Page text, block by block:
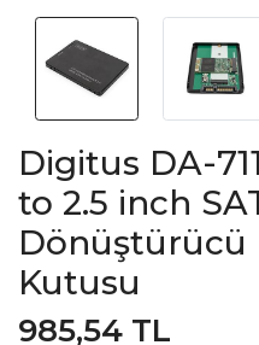
Digitus DA-
to 2.5 inch
Dönüştürücü
Kutusu
985,54 TL